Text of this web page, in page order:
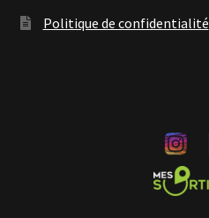
Politique de confidentialité